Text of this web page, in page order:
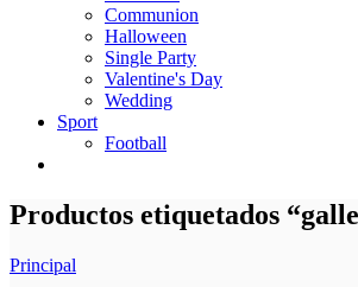
Communion
Halloween
Single Party
Valentine's Day
Wedding
Sport
Football
Productos etiquetados
Principal